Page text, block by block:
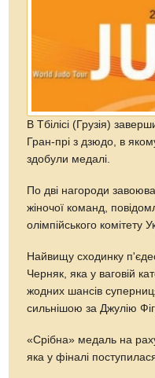
В Тбілісі (Грузія)
Гран-прі з дзюдо, в
здобули медалі.
По дві нагороди
жіночої команд,
олімпійського комітету
Найвищу сходинку
Черняк, яка у ваговій
жодних шансів
сильнішою за Джулію
«Срібна» медаль на
яка у фіналі